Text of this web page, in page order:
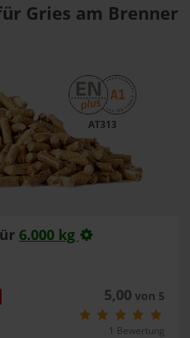
Gries am Brenner
AT313
6.000 kg
5,00 von 5
1 Bewertung